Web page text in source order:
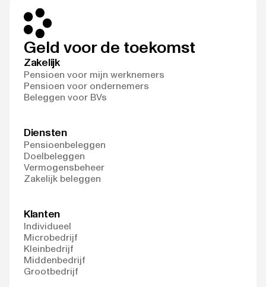
Geld voor de toekomst
Zakelijk
Pensioen voor mijn werknemers
Pensioen voor ondernemers
Beleggen voor BVs
Diensten
Pensioenbeleggen
Doelbeleggen
Vermogensbeheer
Zakelijk beleggen
Klanten
Individueel
Microbedrijf
Kleinbedrijf
Middenbedrijf
Grootbedrijf